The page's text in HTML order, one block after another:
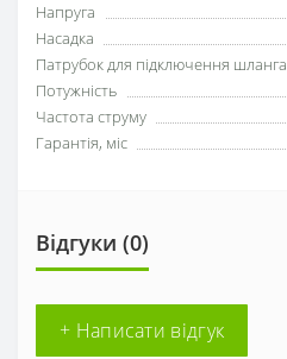
Напруга
Насадка
Патрубок для підключення шланга
Потужність
Частота струму
Гарантія, міс
Відгуки (0)
+ Написати відгук